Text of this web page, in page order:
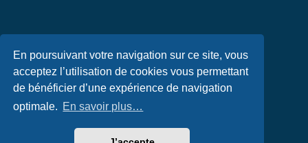
En poursuivant votre navigation sur ce site, vous
acceptez l’utilisation de cookies vous permettant
de bénéficier d’une expérience de navigation
optimale. En savoir plus…